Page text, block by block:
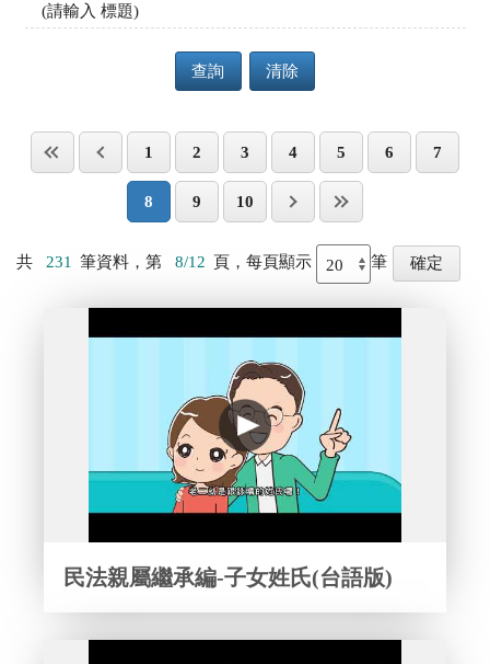
(請輸入 標題)
查詢 清除
1 2 3 4 5 6 7
8 9 10
共 231 筆資料，第 8/12 頁，每頁顯示 筆
民法親屬繼承編-子女姓氏(台語版)